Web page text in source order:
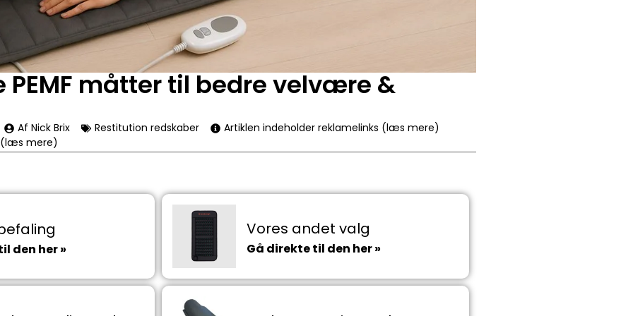
PEMF måtter til bedre velvære &
Af Nick Brix Restitution redskaber
Artiklen indeholder reklamelinks (læs mere)
(læs mere)
den her »
Vores andet valg
Gå direkte til den her »